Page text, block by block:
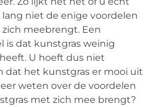
lang niet de enige voordelen
meebrengt. Een
is dat kunstgras weinig
U hoeft dus niet
dat het kunstgras er mooi uit
weten over de voordelen
met zich mee brengt?